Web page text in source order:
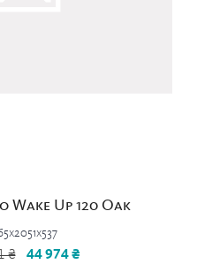
Wake Up 120 Oak
₴ 44 974 ₴